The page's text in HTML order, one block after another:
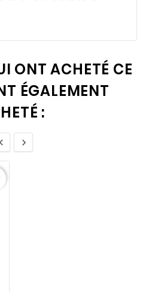
ONT ACHETÉ CE
ÉGALEMENT
:
 